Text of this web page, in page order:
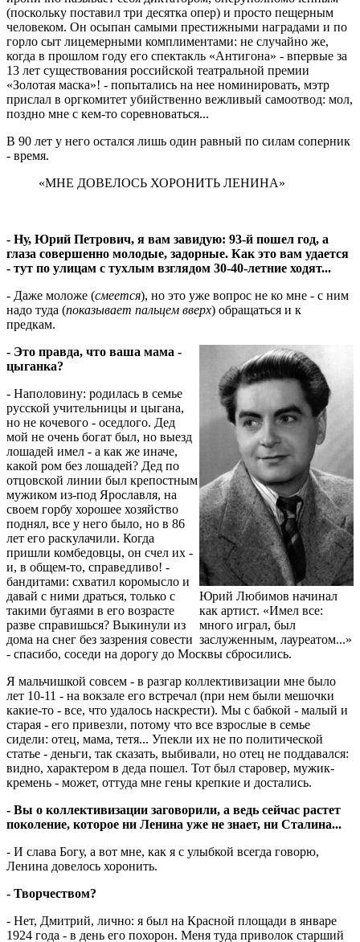
(поскольку поставил три десятка опер) и просто пещерным
человеком. Он осыпан самыми престижными наградами и по
горло сыт лицемерными комплиментами: не случайно же,
когда в прошлом году его спектакль «Антигона» - впервые за
13 лет существования российской театральной премии
«Золотая маска»! - попытались на нее номинировать, мэтр
прислал в оргкомитет убийственно вежливый самоотвод: мол,
поздно мне с кем-то соревноваться...
В 90 лет у него остался лишь один равный по силам соперник
- время.
«МНЕ ДОВЕЛОСЬ ХОРОНИТЬ ЛЕНИНА»
- Ну, Юрий Петрович, я вам завидую: 93-й пошел год, а
глаза совершенно молодые, задорные. Как это вам удается
- тут по улицам с тухлым взглядом 30-40-летние ходят...
- Даже моложе (смеется), но это уже вопрос не ко мне - с ним
надо туда (показывает пальцем вверх) обращаться и к
предкам.
Юрий Любимов начинал
как артист. «Имел все:
много играл, был
заслуженным, лауреатом...»
- Это правда, что ваша мама -
цыганка?
- Наполовину: родилась в семье
русской учительницы и цыгана,
но не кочевого - оседлого. Дед
мой не очень богат был, но выезд
лошадей имел - а как же иначе,
какой ром без лошадей? Дед по
отцовской линии был крепостным
мужиком из-под Ярославля, на
своем горбу хорошее хозяйство
поднял, все у него было, но в 86
лет его раскулачили. Когда
пришли комбедовцы, он счел их -
и, в общем-то, справедливо! -
бандитами: схватил коромысло и
давай с ними драться, только с
такими бугаями в его возрасте
разве справишься? Выкинули из
дома на снег без зазрения совести
- спасибо, соседи на дорогу до Москвы сбросились.
Я мальчишкой совсем - в разгар коллективизации мне было
лет 10-11 - на вокзале его встречал (при нем были мешочки
какие-то - все, что удалось наскрести). Мы с бабкой - малый и
старая - его привезли, потому что все взрослые в семье
сидели: отец, мама, тетя... Упекли их не по политической
статье - деньги, так сказать, выбивали, но отец не поддавался:
видно, характером в деда пошел. Тот был старовер, мужик-
кремень - может, оттуда мне гены крепкие и достались.
- Вы о коллективизации заговорили, а ведь сейчас растет
поколение, которое ни Ленина уже не знает, ни Сталина...
- И слава Богу, а вот мне, как я с улыбкой всегда говорю,
Ленина довелось хоронить.
- Творчеством?
- Нет, Дмитрий, лично: я был на Красной площади в январе
1924 года - в день его похорон. Меня туда приволок старший